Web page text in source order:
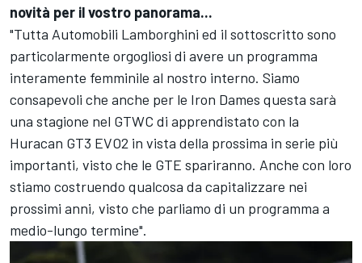
novità per il vostro panorama...
"Tutta Automobili Lamborghini ed il sottoscritto sono
particolarmente orgogliosi di avere un programma
interamente femminile al nostro interno. Siamo
consapevoli che anche per le Iron Dames questa sarà
una stagione nel GTWC di apprendistato con la
Huracan GT3 EVO2 in vista della prossima in serie più
importanti, visto che le GTE spariranno. Anche con loro
stiamo costruendo qualcosa da capitalizzare nei
prossimi anni, visto che parliamo di un programma a
medio-lungo termine".